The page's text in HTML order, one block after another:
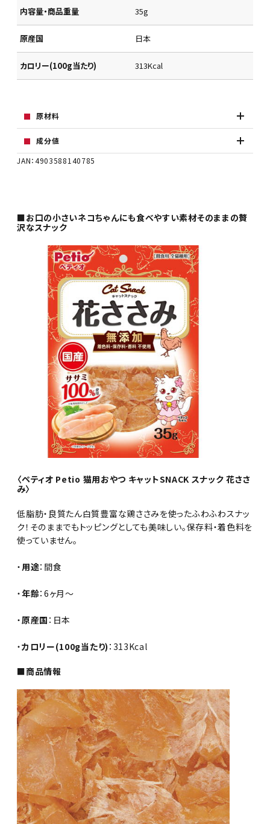
内容量・商品重量 35g
原産国 日本
カロリー(100g当たり) 313Kcal
原材料
成分値
JAN：4903588140785
■お口の小さいネコちゃんにも食べやすい素材そのままの贅
沢なスナック
〈ペティオ Petio 猫用おやつ キャットSNACK スナック 花ささ
み〉
低脂肪・良質たん白質豊富な鶏ささみを使ったふわふわスナッ
ク！そのままでもトッピングとしても美味しい。保存料・着色料を
使っていません。
・用途：間食
・年齢：6ヶ月～
・原産国 ：日本
・カロリー(100g当たり) ：313Kcal
■商品情報